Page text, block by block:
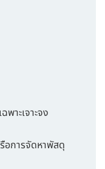
พาะเจาะจง
อการจัดหาพัสดุ